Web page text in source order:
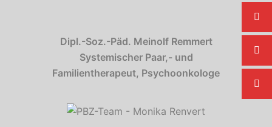
Dipl.-Soz.-Päd. Meinolf Remmert
Systemischer Paar,- und
Familientherapeut, Psychoonkologe